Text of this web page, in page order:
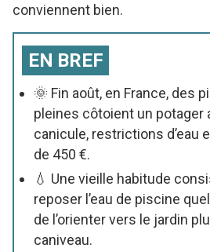
conviennent bien.
EN BREF
🌞 Fin août, en France, des
pleines côtoient un potager
canicule, restrictions d’eau
de 450 €.
💧 Une vieille habitude
reposer l’eau de piscine
de l’orienter vers le jardin
caniveau.